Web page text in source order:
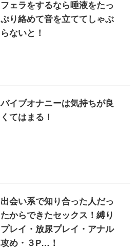
フェラをするなら唾液をたっ
ぷり絡めて音を立ててしゃぶ
らないと！
バイブオナニーは気持ちが良
くてはまる！
出会い系で知り合った人だっ
たからできたセックス！縛り
プレイ・放尿プレイ・アナル
攻め・３P…！